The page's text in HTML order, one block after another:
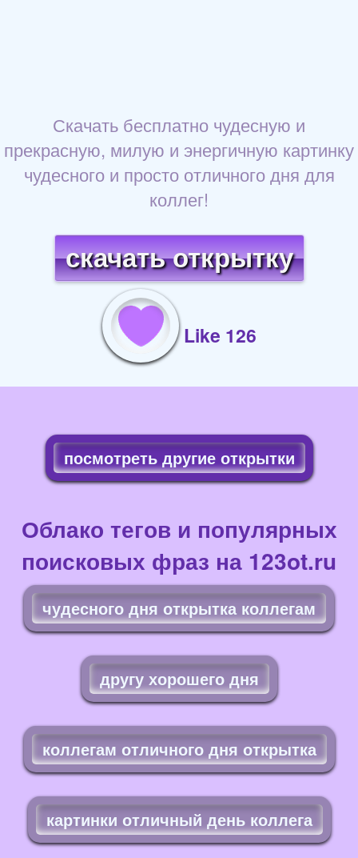
Скачать бесплатно чудесную и
прекрасную, милую и энергичную картинку
чудесного и просто отличного дня для
коллег!
скачать открытку
Like 126
посмотреть другие открытки
Облако тегов и популярных
поисковых фраз на 123ot.ru
чудесного дня открытка коллегам
другу хорошего дня
коллегам отличного дня открытка
картинки отличный день коллега